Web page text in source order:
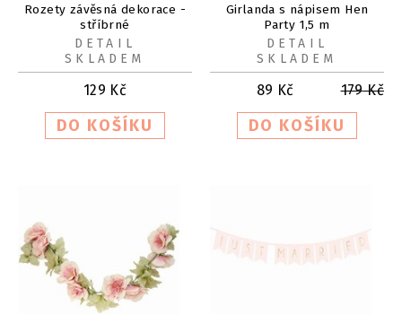
Rozety závěsná dekorace -
stříbrné
129 Kč
DETAIL
SKLADEM
Girlanda s nápisem Hen
Party 1,5 m
89 Kč 179Kč
DETAIL
SKLADEM